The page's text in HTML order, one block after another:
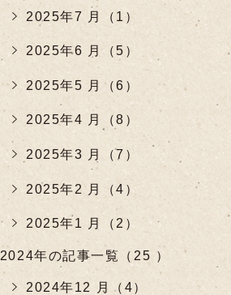
2025年7 月（1）
2025年6 月（5）
2025年5 月（6）
2025年4 月（8）
2025年3 月（7）
2025年2 月（4）
2025年1 月（2）
2024年の記事一覧（25 ）
2024年12 月（4）